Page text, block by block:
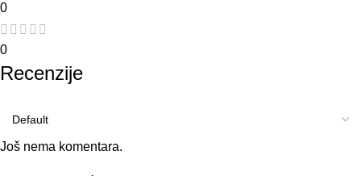
0
0
Recenzije
Još nema komentara.